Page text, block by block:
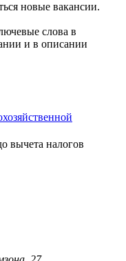
новые вакансии.
слова в
и в описании
вычета налогов